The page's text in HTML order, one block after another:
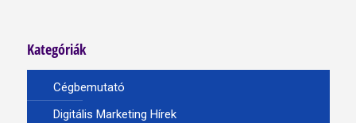
Kategóriák
Cégbemutató
Digitális Marketing Hírek